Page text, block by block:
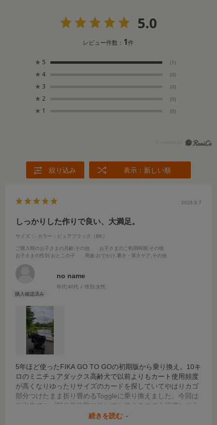
5.0
レビュー件数： 1件
★ 5 (1)
★ 4 (0)
★ 3 (0)
★ 2 (0)
★ 1 (0)
絞り込み 表示：新しい順
2026.6.7
しっかりした作りで良い、大満足。
サイズ：- カラー：ピュアブラック（BK）
ご購入時のお子さまの月齢:その他 お子さまのご利用時期 :その他
お子さまの性別 :おとこの子 用途:おでかけ,暑さ・寒さケア,その他
no name
年代:40代 性別:女性
5年ほど使ったFIKA GO TO GOの初期版から乗り換え。10キ
ロのミニチュアダックス高齢犬で以前よりもカート使用頻度
が高くなりゆったりサイズのカードを探していてやはりカゴ
部分つけたまま折り畳めるToggleに乗り換えました。今回は
外出先でカゴ部分単体取り外しても使えるので大活躍しそう
続きを読む